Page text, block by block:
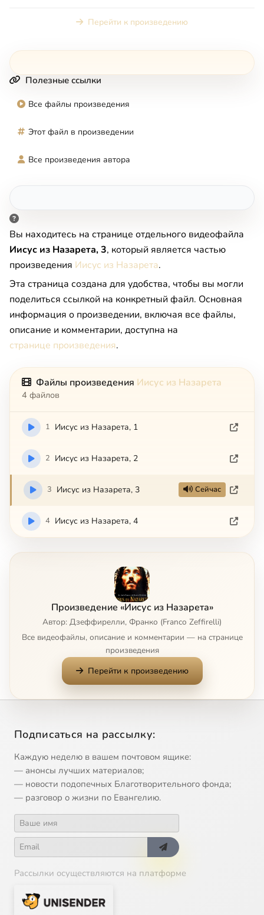
Перейти к произведению
Полезные ссылки
Все файлы произведения
Этот файл в произведении
Все произведения автора
Вы находитесь на странице отдельного видеофайла
Иисус из Назарета, 3, который является частью
произведения Иисус из Назарета.
Эта страница создана для удобства, чтобы вы могли
поделиться ссылкой на конкретный файл. Основная
информация о произведении, включая все файлы,
описание и комментарии, доступна на
странице произведения.
Файлы произведения Иисус из Назарета
4 файлов
1 Иисус из Назарета, 1
2 Иисус из Назарета, 2
3 Иисус из Назарета, 3 Сейчас
4 Иисус из Назарета, 4
Произведение «Иисус из Назарета»
Автор: Дзеффирелли, Франко (Franco Zeffirelli)
Все видеофайлы, описание и комментарии — на странице
произведения
Перейти к произведению
Подписаться на рассылку:
Каждую неделю в вашем почтовом ящике:
— анонсы лучших материалов;
— новости подопечных Благотворительного фонда;
— разговор о жизни по Евангелию.
Рассылки осуществляются на платформе